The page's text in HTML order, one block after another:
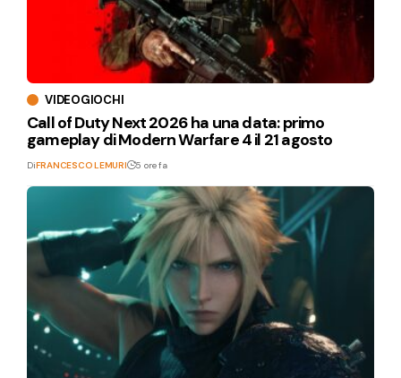
VIDEOGIOCHI
Call of Duty Next 2026 ha una data: primo
gameplay di Modern Warfare 4 il 21 agosto
DiFRANCESCO LEMURI 5 ore fa